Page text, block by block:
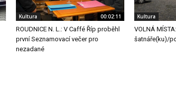
Kultura 00:02:11
ROUDNICE N. L.: V Caffé Říp proběhl
první Seznamovací večer pro
nezadané
Kultura
VOLNÁ
šatnáře(ku)/